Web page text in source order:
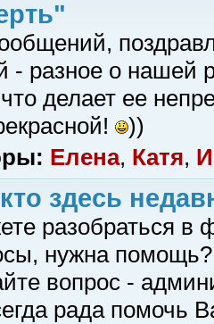
- разное о нашей
делает ее
))
Елена, Катя,
здесь
разобраться в
нужна помощь?
вопрос -
рада помочь